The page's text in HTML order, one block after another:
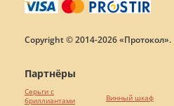
Copyright © 2014-2026
Партнёры
Серьги с
бриллиантами
Винный шкаф